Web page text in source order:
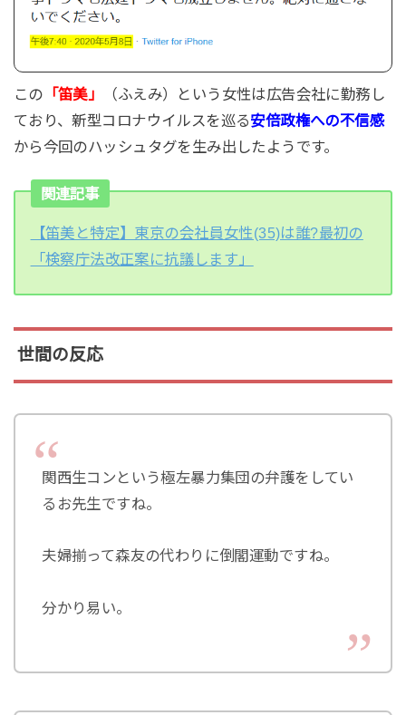
この 「笛美」
（ふえみ）という女性は広告会社に勤務し
ており、新型コロナウイルスを巡る安倍政権への不信感
から今回のハッシュタグを生み出したようです。
関連記事
【笛美と特定】東京の会社員女性(35)は誰?最初の
「検察庁法改正案に抗議します」
世間の反応
関西生コンという極左暴力集団の弁護をしてい
るお先生ですね。
夫婦揃って森友の代わりに倒閣運動ですね。
分かり易い。